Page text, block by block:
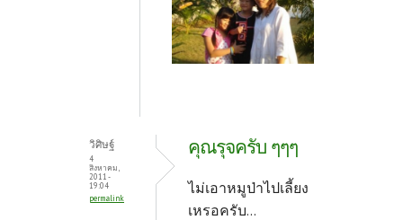
วิศิษฐ์
4
สิงหาคม,
2011 -
19:04
permalink
คุณรุจครับ ๆๆๆ
ไม่เอาหมูป่าไปเลี้ยง
เหรอครับ...